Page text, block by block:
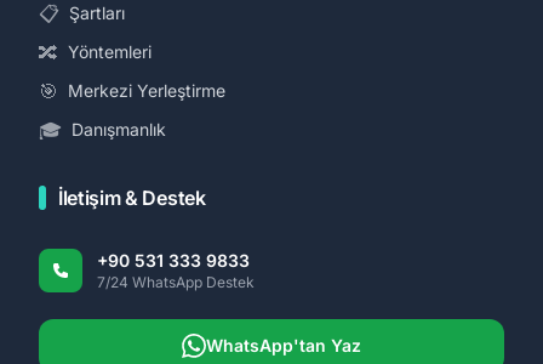
📋 Şartları
🔀 Yöntemleri
🎯 Merkezi Yerleştirme
🎓 Danışmanlık
İletişim & Destek
+90 531 333 9833
7/24 WhatsApp Destek
WhatsApp'tan Yaz